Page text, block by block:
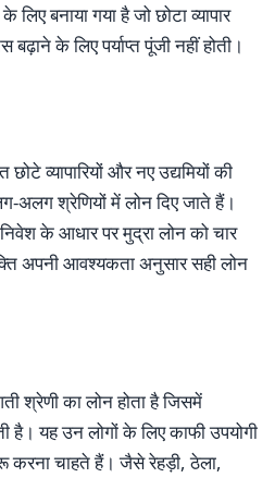
बनाया गया है जो छोटा व्यापार
के लिए पर्याप्त पूंजी नहीं होती।
व्यापारियों और नए उद्यमियों की
अलग श्रेणियों में लोन दिए जाते हैं।
के आधार पर मुद्रा लोन को चार
अपनी आवश्यकता अनुसार सही लोन
श्रेणी का लोन होता है जिसमें
है। यह उन लोगों के लिए काफी उपयोगी
करना चाहते हैं। जैसे रेहड़ी, ठेला,